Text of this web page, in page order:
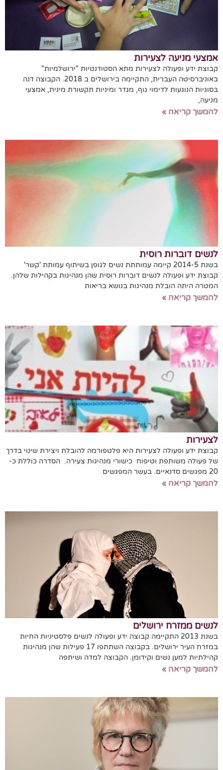
אמצעי מניעה לצעירות
קבוצת ידע ופעולה לצעירות מתא הסטודנטיות "ירושלמיות"
באוניברסיטה העברית, התקיימה בירושלים ב 2018. הקבוצה דנה
בסוגיות הנוגעות לדימוי גוף, מגדר ומיניות תקשורת מינית, אמצעי
מניעה,
להמשך קריאה »
לנשים דוברות רוסית
בשנת 2014-5 קיימה עמותתת נשים לגופן בשיתוף עמותת 'קשר'
קבוצת ידע ופעולה לנשים דוברות רוסית שהן מנהיגות בקהילות שלהן.
המטרה היתה הובלת מנהיגות בנושא בריאות
להמשך קריאה »
לצעירות
קבוצת ידע ופעולה לצעירות היא פלטפורמה להובלת ויצירת שינוי בדרך
של פעולה משותפת וטיפוח כישורי מנהיגות צעירה. הסדרה כוללת כ-
20 מפגשים סדנאיים. בעשר המפגשים
להמשך קריאה »
לנשים ממזרח ירושלים
בשנת 2013 התקיימה קבוצה ידע ופעולה לנשים פלסטיניות החיות
במזרח העיר ירושלים. בקבוצה השתתפו 17 פעילות שהן מנהיגות
קהילתיות למען נשים וקידומן. הקבוצה למדה ושיתפה
להמשך קריאה »